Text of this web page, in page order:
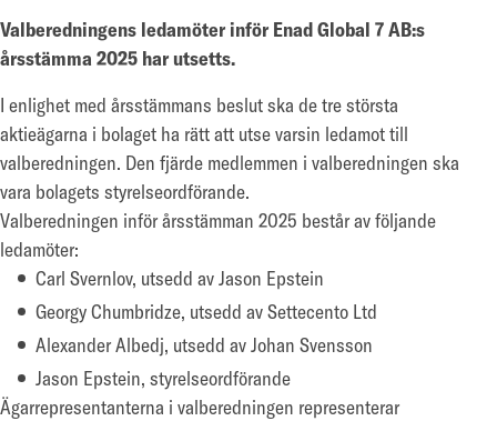
Valberedningens ledamöter inför Enad Global 7 AB:s
årsstämma 2025 har utsetts.
I enlighet med årsstämmans beslut ska de tre största
aktieägarna i bolaget ha rätt att utse varsin ledamot till
valberedningen. Den fjärde medlemmen i valberedningen ska
vara bolagets styrelseordförande.
Valberedningen inför årsstämman 2025 består av följande
ledamöter:
Carl Svernlov, utsedd av Jason Epstein
Georgy Chumbridze, utsedd av Settecento Ltd
Alexander Albedj, utsedd av Johan Svensson
Jason Epstein, styrelseordförande
Ägarrepresentanterna i valberedningen representerar